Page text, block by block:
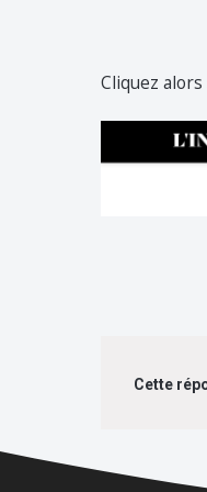
Cliquez
Cette